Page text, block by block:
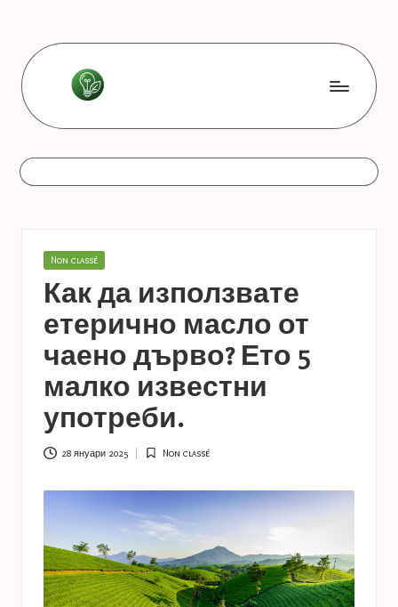
content
L
e
s
o
n
n
e
s
a
s
t
u
c
e
s
astuces
Posted
Non classé
Как да използвате
етерично масло от
чаено дърво? Ето 5
малко известни
употреби.
28 януари 2025
Posted
Non classé